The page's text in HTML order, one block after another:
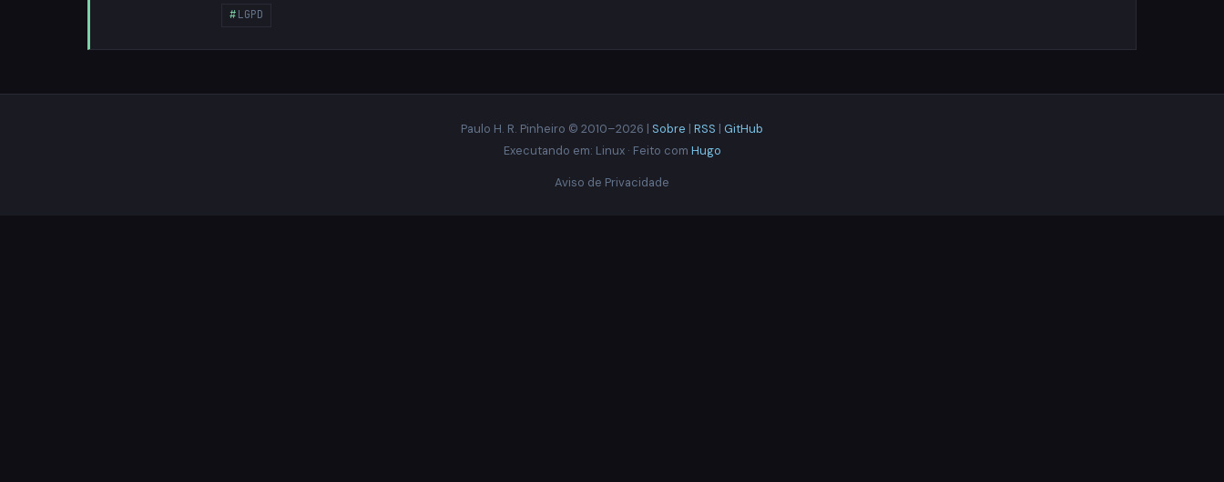
LGPD
Paulo H. R. Pinheiro © 2010–2026 | Sobre | RSS | GitHub
Executando em: Linux · Feito com Hugo
Aviso de Privacidade